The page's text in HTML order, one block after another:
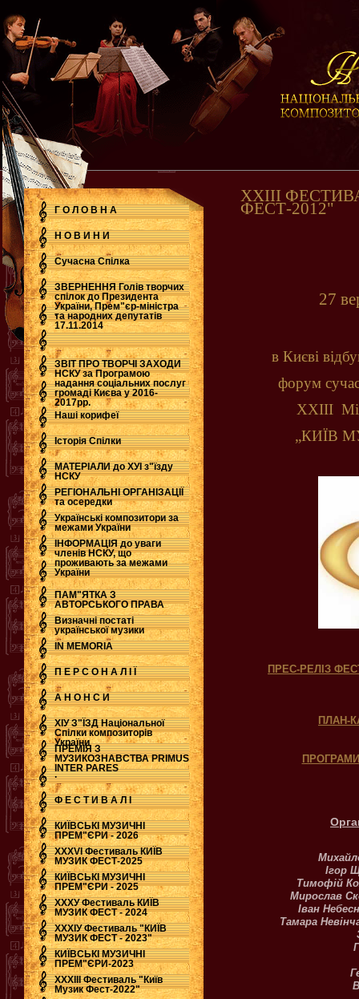
Г О Л О В Н А
Н О В И Н И
Сучасна Cпілка
ЗВЕРНЕННЯ Голів творчих
спілок до Президента
України, Прем"єр-міністра
та народних депутатів
17.11.2014
.
ЗВІТ ПРО ТВОРЧІ ЗАХОДИ
НСКУ за Програмою
надання соціальних послуг
громаді Києва у 2016-
2017рр.
.
Наші корифеї
Історія Спілки
МАТЕРІАЛИ до ХУІ з"їзду
НСКУ
РЕГІОНАЛЬНІ ОРГАНІЗАЦІЇ
та осередки
Українські композитори за
межами України
ІНФОРМАЦІЯ до уваги
членів НСКУ, що
проживають за межами
України
ПАМ"ЯТКА З
АВТОРСЬКОГО ПРАВА
Визначні постаті
української музики
IN MEMORIA
П Е Р С О Н А Л І Ї
А Н О Н С И
ХІУ З"ЇЗД Національної
Спілки композиторів
України
ПРЕМІЯ З
МУЗИКОЗНАВСТВА PRIMUS
INTER PARES
.
Ф Е С Т И В А Л І
КИЇВСЬКІ МУЗИЧНІ
ПРЕМ"ЄРИ - 2026
ХХХVI Фестиваль КИЇВ
МУЗИК ФЕСТ-2025
КИЇВСЬКІ МУЗИЧНІ
ПРЕМ"ЄРИ - 2025
ХХХУ Фестиваль КИЇВ
МУЗИК ФЕСТ - 2024
ХХХІУ Фестиваль "КИЇВ
МУЗИК ФЕСТ - 2023"
КИЇВСЬКІ МУЗИЧНІ
ПРЕМ"ЄРИ-2023
ХХХІІІ Фестиваль "Київ
Музик Фест-2022"
ХХІІI
ФЕСТ-2012"
27
в Києві
форум
ХХІІІ
„КИЇВ
ПРЕС-РЕЛІЗ
ПЛАН-
Ігор
Тимофій
Мирослав
Іван
Тамара